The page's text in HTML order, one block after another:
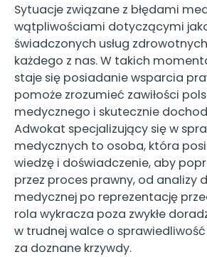
Sytuacje związane z błędami
wątpliwościami dotyczącymi
świadczonych usług
każdego z nas. W takich
staje się posiadanie wsparcia
pomoże zrozumieć zawiłości
medycznego i skutecznie
Adwokat specjalizujący się w
medycznych to osoba, która
wiedzę i doświadczenie, aby
przez proces prawny, od analizy
medycznej po reprezentację
rola wykracza poza zwykłe
w trudnej walce o
za doznane krzywdy.